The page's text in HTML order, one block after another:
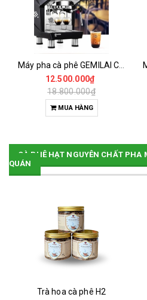
12.500.000₫
18.800.000₫
MUA HÀNG
CÀ PHÊ HẠT NGUYÊN CHẤT PHA
QUÁN
Trà hoa cà phê H2